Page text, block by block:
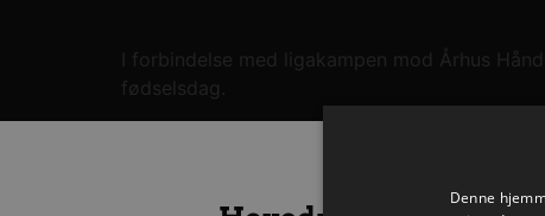
I forbindelse med ligakampen mod Århus
fødselsdag.
Denne